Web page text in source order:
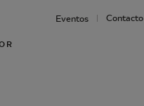
Eventos Contacto